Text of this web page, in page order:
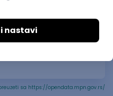
👫
sa https://opendata.mpn.gov.rs/